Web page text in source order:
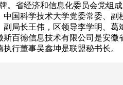
。省经济和信息化委员会党组
国科学技术大学党委常委、副
局长王伟，区领导李学明、葛
百德信息技术有限公司是安徽
行董事吴鑫坤是联盟秘书长。